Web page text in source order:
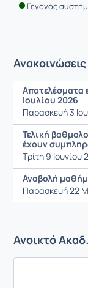
Γεγονός
Ανακοινώσεις
Αποτελέσματα
Ιουλίου 2026
Παρασκευή 3
Τελική
έχουν
Τρίτη 9
Αναβολή
Παρασκευή 22
Ανοικτό